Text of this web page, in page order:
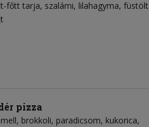
főtt tarja szalámi lilahagyma füstölt
pizza
brokkoli paradicsom kukorica